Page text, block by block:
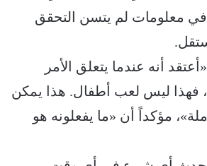
في معلومات لم يتسن التحقق
أنه عندما يتعلق الأمر
فهذا ليس لعب أطفال. هذا يمكن
مؤكداً أن «ما يفعلونه هو